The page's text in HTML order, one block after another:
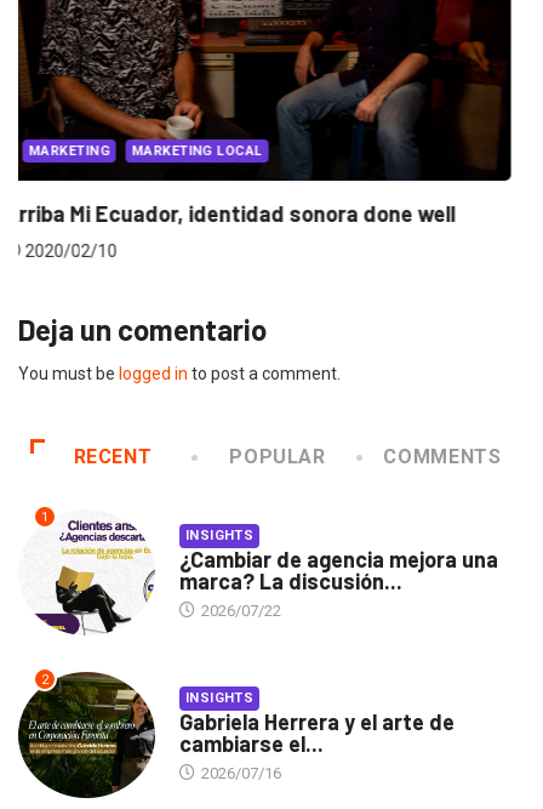
PUBLICIDAD PUBLICIDAD INTERNACIONAL
Paola Aldaz participará como jurado en Cannes...
2018/06/01
Deja un comentario
You must be logged in to post a comment.
RECENT POPULAR COMMENTS
1
INSIGHTS
¿Cambiar de agencia mejora una
marca? La discusión...
2026/07/22
2
INSIGHTS
Gabriela Herrera y el arte de
cambiarse el...
2026/07/16